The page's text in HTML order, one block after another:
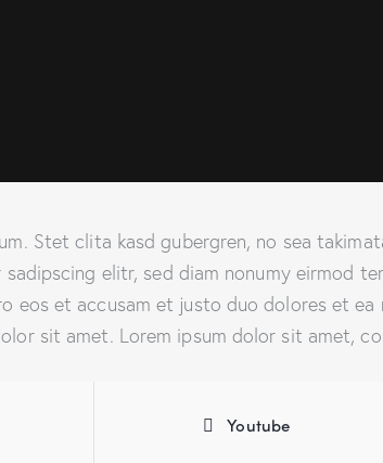
Stet clita kasd gubergren, no sea
elitr, sed diam nonumy eirmod
eos et accusam et justo duo dolores et
sit amet. Lorem ipsum dolor sit amet,
Youtube